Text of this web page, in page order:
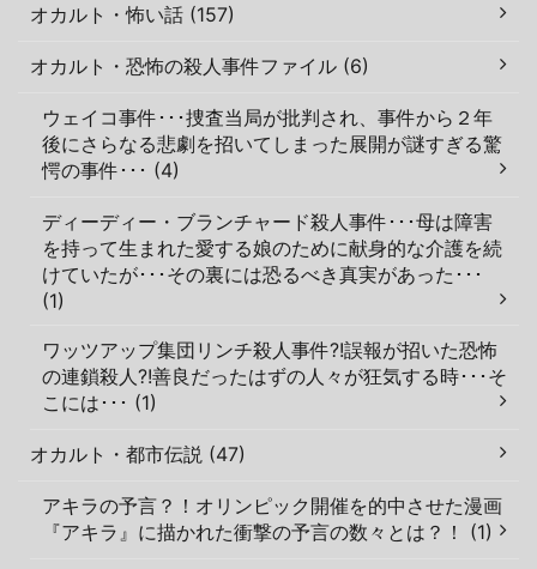
オカルト・怖い話 (157)
オカルト・恐怖の殺人事件ファイル (6)
ウェイコ事件･･･捜査当局が批判され、事件から２年
後にさらなる悲劇を招いてしまった展開が謎すぎる驚
愕の事件･･･ (4)
ディーディー・ブランチャード殺人事件･･･母は障害
を持って生まれた愛する娘のために献身的な介護を続
けていたが･･･その裏には恐るべき真実があった･･･
(1)
ワッツアップ集団リンチ殺人事件?!誤報が招いた恐怖
の連鎖殺人?!善良だったはずの人々が狂気する時･･･そ
こには･･･ (1)
オカルト・都市伝説 (47)
アキラの予言？！オリンピック開催を的中させた漫画
『アキラ』に描かれた衝撃の予言の数々とは？！ (1)